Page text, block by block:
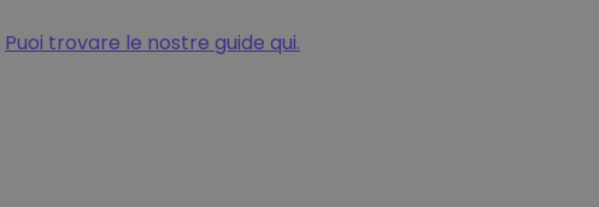
Puoi trovare le nostre guide qui.